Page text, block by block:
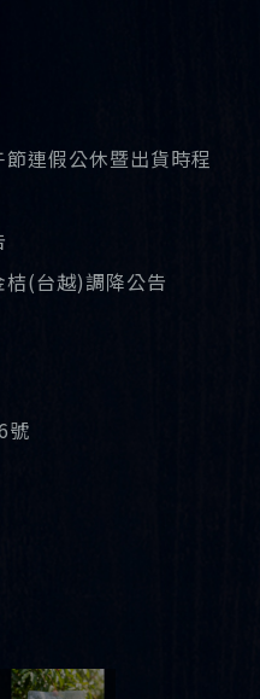
連假公休暨出貨時程
(台越)調降公告
號